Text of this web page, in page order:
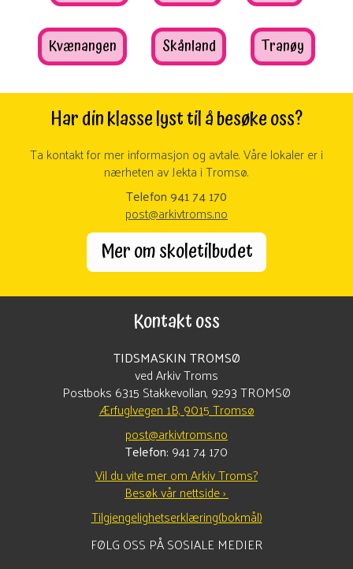
Kvænangen Skånland Tranøy
Har din klasse lyst til å besøke oss?
Ta kontakt for mer informasjon og avtale. Våre lokaler er i
nærheten av Jekta i Tromsø.
Telefon 941 74 170
post@arkivtroms.no
Mer om skoletilbudet
Kontakt oss
TIDSMASKIN TROMSØ
ved Arkiv Troms
Postboks 6315 Stakkevollan, 9293 TROMSØ
Ærfuglvegen 1B, 9015 Tromsø
post@arkivtroms.no
Telefon: 941 74 170
Vil du vite mer om Arkiv Troms?
Besøk vår nettside ›
Tilgjengelighetserklæring(bokmål)
FØLG OSS PÅ SOSIALE MEDIER